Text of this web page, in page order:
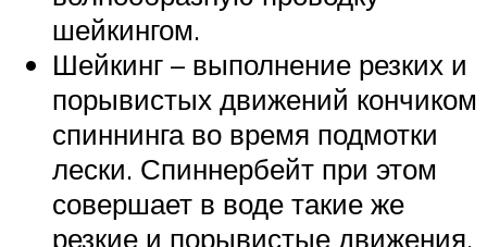
шейкингом.
Шейкинг – выполнение резких и
порывистых движений кончиком
спиннинга во время подмотки
лески. Спиннербейт при этом
совершает в воде такие же
резкие и порывистые движения,